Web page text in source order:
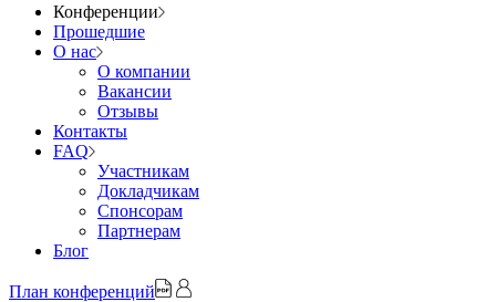
Конференции
Прошедшие
О нас
О компании
Вакансии
Отзывы
Контакты
FAQ
Участникам
Докладчикам
Спонсорам
Партнерам
Блог
План конференций